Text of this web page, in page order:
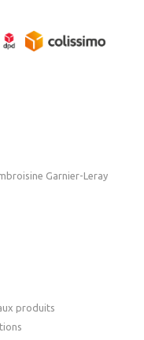
Garnier-Leray
produits